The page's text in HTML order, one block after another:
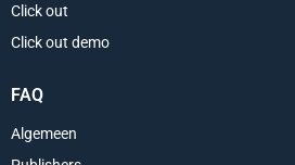
Click out
Click out demo
FAQ
Algemeen